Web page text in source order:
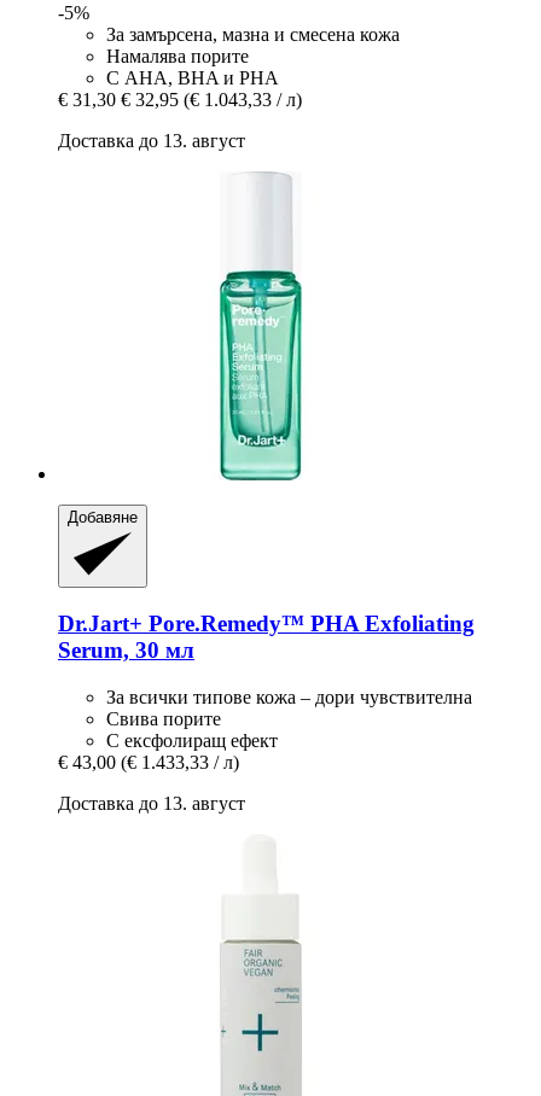
-5%
За замърсена, мазна и смесена кожа
Намалява порите
С AHA, BHA и PHA
€ 31,30 € 32,95 (€ 1.043,33 / л)
Доставка до 13. август
Добавяне
Dr.Jart+ Pore.Remedy™ PHA Exfoliating
Serum, 30 мл
За всички типове кожа – дори чувствителна
Свива порите
С ексфолиращ ефект
€ 43,00 (€ 1.433,33 / л)
Доставка до 13. август